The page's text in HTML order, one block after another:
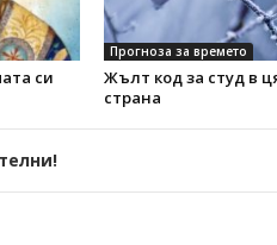
си
Прогноза за времето
Жълт код за студ в
страна